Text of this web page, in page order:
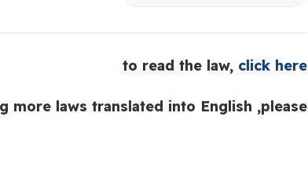
to read the law, click here
more laws translated into English ,please